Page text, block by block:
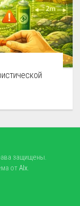
защищены.
отAlx.